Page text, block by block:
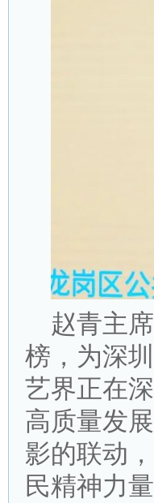
赵青主
榜，为深
艺界正在
高质量发
影的联动
民精神力